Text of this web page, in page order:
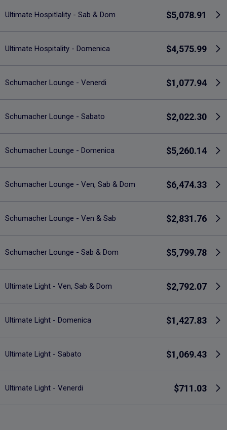
Ultimate Hospitlality - Sab & Dom $5,078.91
Ultimate Hospitality - Domenica $4,575.99
Schumacher Lounge - Venerdi $1,077.94
Schumacher Lounge - Sabato $2,022.30
Schumacher Lounge - Domenica $5,260.14
Schumacher Lounge - Ven, Sab & Dom $6,474.33
Schumacher Lounge - Ven & Sab $2,831.76
Schumacher Lounge - Sab & Dom $5,799.78
Ultimate Light - Ven, Sab & Dom $2,792.07
Ultimate Light - Domenica $1,427.83
Ultimate Light - Sabato $1,069.43
Ultimate Light - Venerdi $711.03